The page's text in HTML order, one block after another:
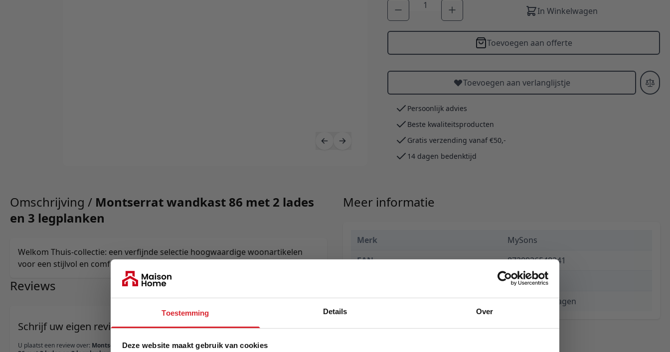
Toestemming Details Over
Deze website maakt gebruik van cookies
Aantal
In Winkelwagen
Toevoegen aan offerte
Toevoegen aan verlanglijstje
Persoonlijk advies
Beste kwaliteitsproducten
Gratis verzending vanaf €50,-
14 dagen bedenktijd
Omschrijving / Montserrat wandkast 86 met 2 lades
en 3 legplanken
Welkom Thuis-collectie: een verfijnde selectie hoogwaardige woonartikelen
voor een stijlvol en comfortabel interieur.
Reviews
Schrijf uw eigen review
U plaatst een review over: Montserrat wandkast
Meer informatie
Merk
MySons
EAN
8720926548241
€ 399,00
Levertijd
3 tot 5 werkdagen